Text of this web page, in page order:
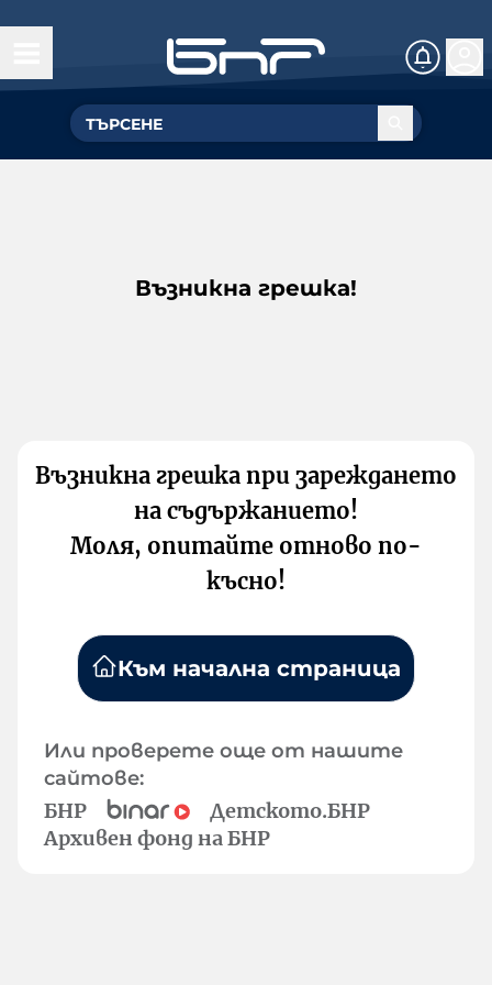
Възникна грешка!
Възникна грешка при зареждането
на съдържанието!
Моля, опитайте отново по-
късно!
Към начална страница
Или проверете още от нашите
сайтове:
БНР
Детското.БНР
Архивен фонд на БНР